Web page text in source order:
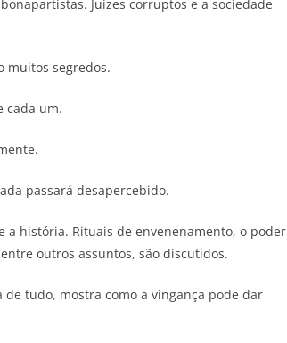
Juízes corruptos e a sociedade
muitos segredos.
cada um.
passará desapercebido.
a história. Rituais de envenenamento, o poder
outros assuntos, são discutidos.
tudo, mostra como a vingança pode dar